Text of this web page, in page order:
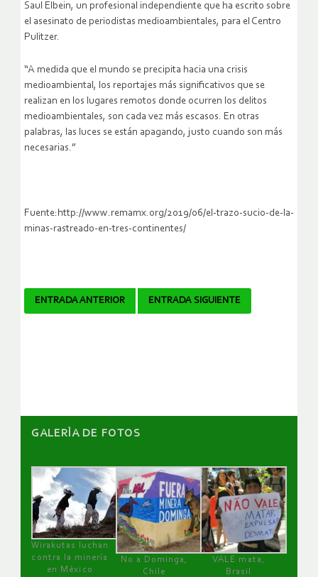
Saul Elbein, un profesional independiente que ha escrito sobre
el asesinato de periodistas medioambientales, para el Centro
Pulitzer.
“A medida que el mundo se precipita hacia una crisis
medioambiental, los reportajes más significativos que se
realizan en los lugares remotos donde ocurren los delitos
medioambientales, son cada vez más escasos. En otras
palabras, las luces se están apagando, justo cuando son más
necesarias.”
Fuente:http://www.remamx.org/2019/06/el-trazo-sucio-de-la-
minas-rastreado-en-tres-continentes/
Navegador
ENTRADA ANTERIOR ENTRADA SIGUIENTE
GALERÌA DE FOTOS
Wirakutas luchan
contra la minería
en México
No a Dominga,
Chile
VALE mata,
Brasil